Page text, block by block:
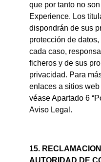
que por tanto no
Experience. Los
dispondrán de sus
protección de
cada caso,
ficheros y de sus
privacidad. Para
enlaces a sitios
véase Apartado 6
Aviso Legal.
15.
AUTORIDAD DE